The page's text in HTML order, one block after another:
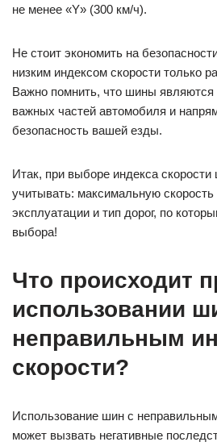
не менее «Y» (300 км/ч).
Не стоит экономить на
низким индексом скорости только
Важно помнить, что шины являются
важных частей автомобиля и
безопасность вашей езды.
Итак, при выборе индекса
учитывать: максимальную
эксплуатации и тип дорог, по
выбора!
Что происходит
использовании
неправильным
скорости?
Использование шин с
может вызвать негативные